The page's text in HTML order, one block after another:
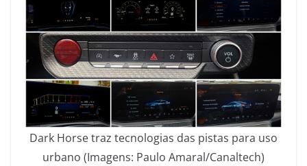
Dark Horse traz tecnologias das pistas para uso
urbano (Imagens: Paulo Amaral/Canaltech)